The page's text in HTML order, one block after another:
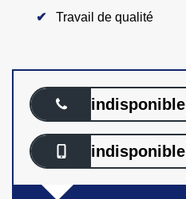
Travail de qualité
indisponible
indisponible